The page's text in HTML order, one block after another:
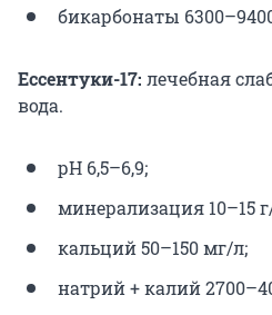
бикарбонаты
Ессентуки-17: лечебная
вода.
рН 6,5–6,9;
минерализация 10–15
кальций 50–150 мг/л;
натрий + калий